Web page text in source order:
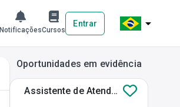
NotificaçõesCursos
Entrar arrow_drop_down
Oportunidades em evidência
Assistente de Atendimento R...